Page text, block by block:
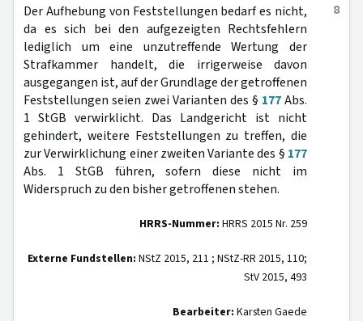
8
Der Aufhebung von Feststellungen bedarf es nicht,
da es sich bei den aufgezeigten Rechtsfehlern
lediglich um eine unzutreffende Wertung der
Strafkammer handelt, die irrigerweise davon
ausgegangen ist, auf der Grundlage der getroffenen
Feststellungen seien zwei Varianten des § 177Abs.
1 StGB verwirklicht. Das Landgericht ist nicht
gehindert, weitere Feststellungen zu treffen, die
zur Verwirklichung einer zweiten Variante des § 177
Abs. 1 StGB führen, sofern diese nicht im
Widerspruch zu den bisher getroffenen stehen.
HRRS-Nummer: HRRS 2015 Nr. 259
Externe Fundstellen: NStZ 2015, 211 ; NStZ-RR 2015, 110;
StV 2015, 493
Bearbeiter: Karsten Gaede